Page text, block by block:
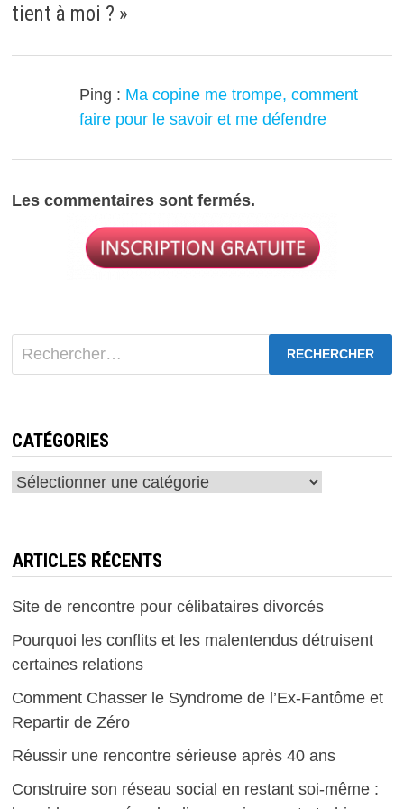
tient à moi ? »
Ping : Ma copine me trompe, comment
faire pour le savoir et me défendre
Les commentaires sont fermés.
Rechercher :
CATÉGORIES
Catégories
ARTICLES RÉCENTS
Site de rencontre pour célibataires divorcés
Pourquoi les conflits et les malentendus détruisent
certaines relations
Comment Chasser le Syndrome de l’Ex-Fantôme et
Repartir de Zéro
Réussir une rencontre sérieuse après 40 ans
Construire son réseau social en restant soi-même :